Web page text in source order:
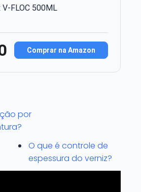
V-FLOC 500ML
Comprar na Amazon
por
O que é controle de
espessura do verniz?